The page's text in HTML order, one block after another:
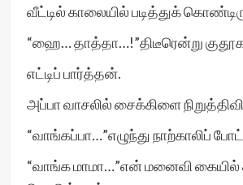
வீட்டில் காலையில் படித்துக்
“ஹை… தாத்தா…!”திடீரென்று
எட்டிப் பார்த்தன்.
அப்பா வாசலில் சைக்கிளை
“வாங்கப்பா…”எழுந்து நாற்காலிப்
“வாங்க மாமா…”என் மனைவி கையில்